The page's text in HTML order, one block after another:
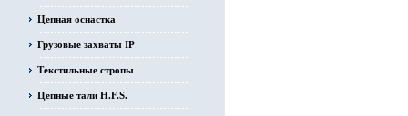
Цепная оснастка
Грузовые захваты IP
Текстильные стропы
Цепные тали H.F.S.